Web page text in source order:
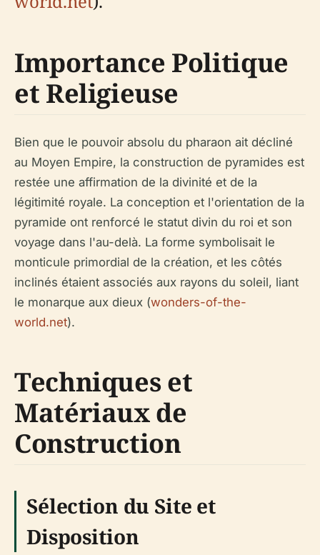
Importance Politique
et Religieuse
Bien que le pouvoir absolu du pharaon ait décliné
au Moyen Empire, la construction de pyramides est
restée une affirmation de la divinité et de la
légitimité royale. La conception et l'orientation de la
pyramide ont renforcé le statut divin du roi et son
voyage dans l'au-delà. La forme symbolisait le
monticule primordial de la création, et les côtés
inclinés étaient associés aux rayons du soleil, liant
le monarque aux dieux (wonders-of-the-
world.net).
Techniques et
Matériaux de
Construction
Sélection du Site et
Disposition